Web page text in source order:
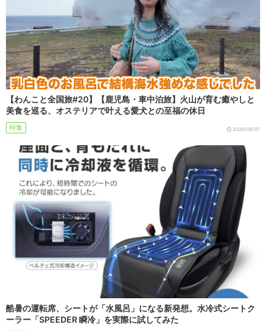
【わんこと全国旅#20】【鹿児島・車中泊旅】火山が育む癒やしと
美食を巡る、オステリアで叶える愛犬との至福の休日
特集 2026/08/07
酷暑の運転席、シートが「水風呂」になる新発想。水冷式シートク
ーラー「SPEEDER 瞬冷」を実際に試してみた